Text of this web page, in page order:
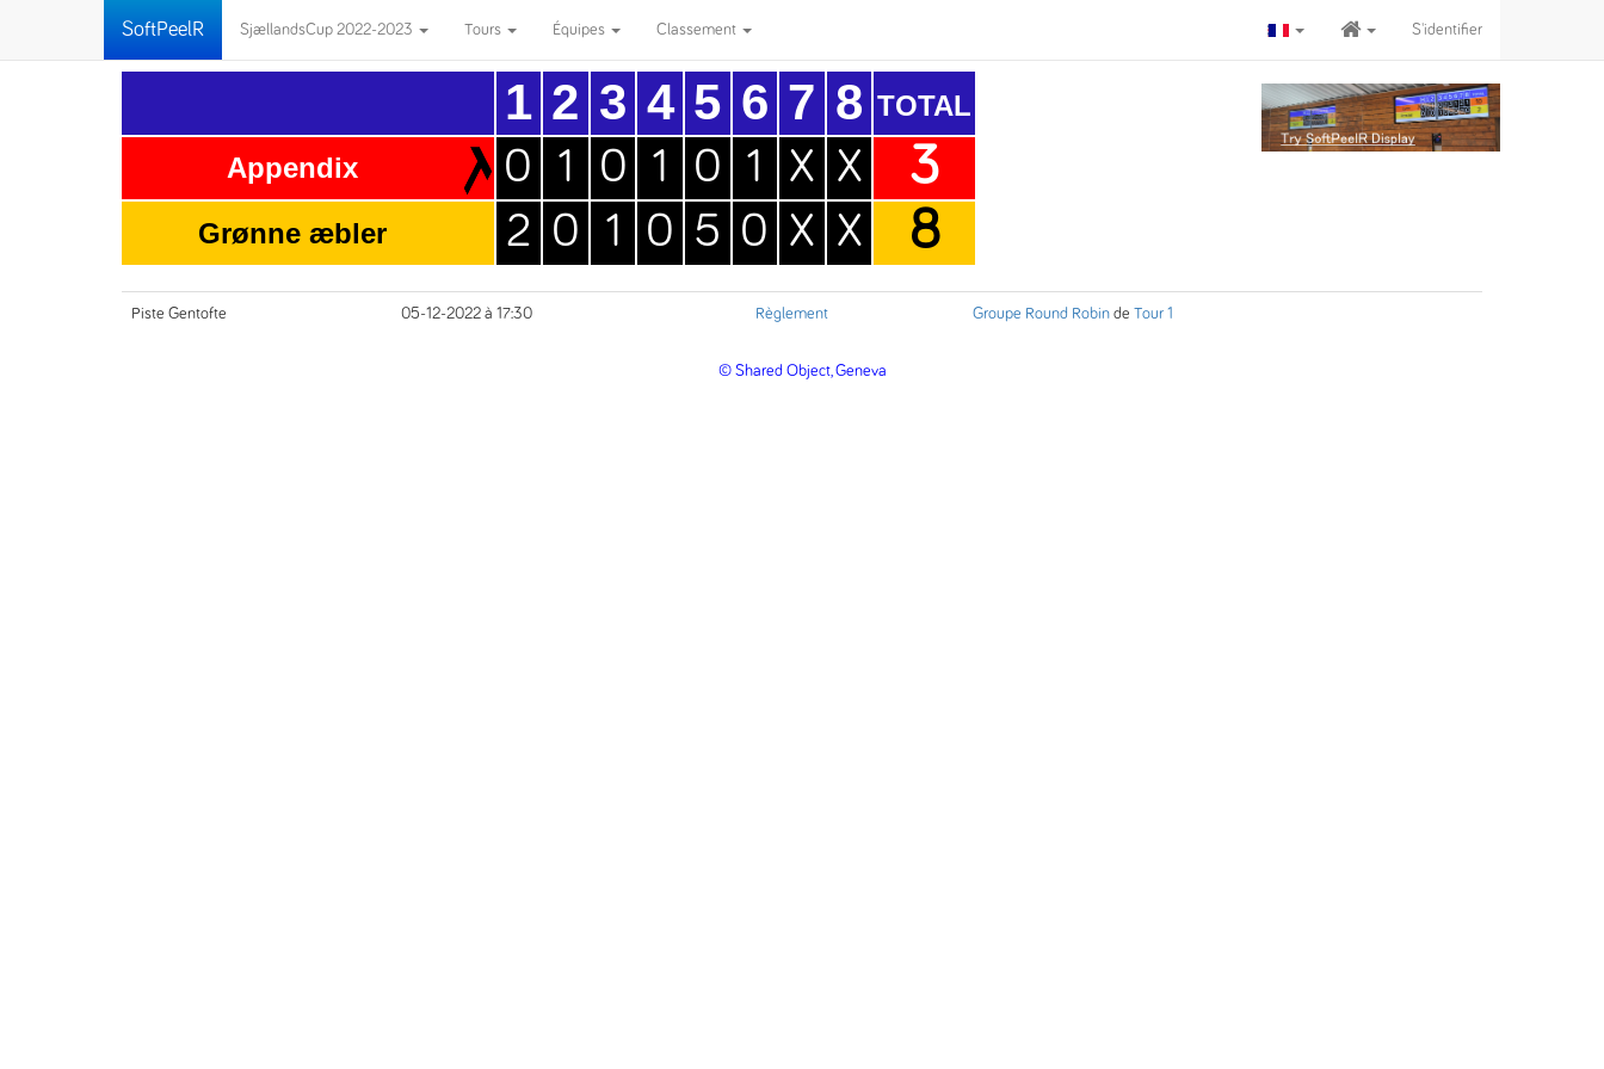
SoftPeelR SjællandsCup 2022-2023 Tours Équipes Classement S'identifier
Appendix
Grønne æbler
1
0
2
2
1
0
3
0
1
4
1
0
5
0
5
6
1
0
7
X
X
8
X
X
TOTAL
3
8
Piste Gentofte 05-12-2022 à 17:30 Règlement Groupe Round Robin de Tour 1
© Shared Object, Geneva